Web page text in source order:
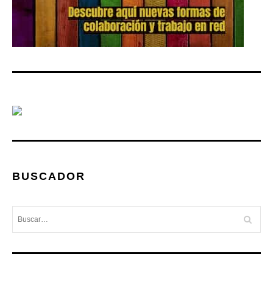
BUSCADOR